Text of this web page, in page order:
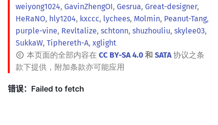
weiyong1024, GavinZhengOI, Gesrua, Great-designer,
HeRaNO, hly1204, kxccc, lychees, Molmin, Peanut-Tang,
purple-vine, Revltalize, schtonn, shuzhouliu, skylee03,
SukkaW, Tiphereth-A, xglight
本页面的全部内容在 CC BY-SA 4.0 和 SATA协议之条
款下提供，附加条款亦可能应用